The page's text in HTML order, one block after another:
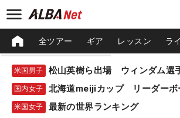
全ツアー ギア レッスン ラ
米国男子
国内女子 北海道meijiカップ リーダーボ
米国女子 最新の世界ランキング